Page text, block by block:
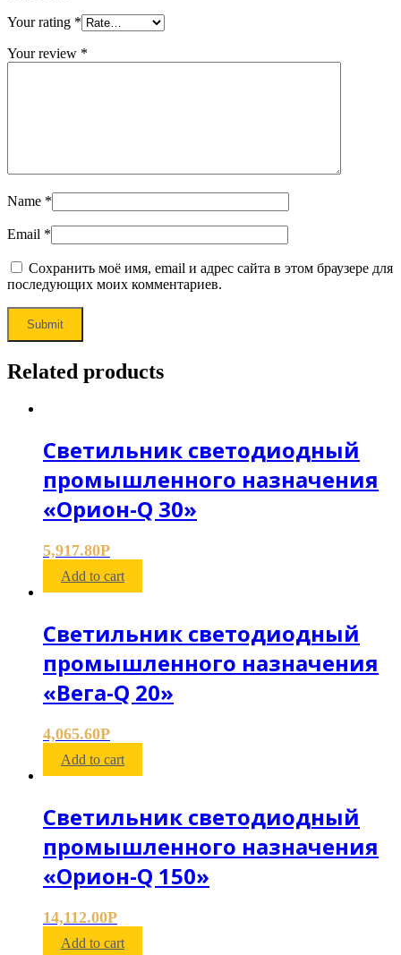
Your rating *
Your review *
Name *
Email *
Сохранить моё имя, email и адрес сайта в этом браузере для
последующих моих комментариев.
Related products
Светильник светодиодный
промышленного назначения
«Орион-Q 30»
5,917.80Р
Add to cart
Светильник светодиодный
промышленного назначения
«Вега-Q 20»
4,065.60Р
Add to cart
Светильник светодиодный
промышленного назначения
«Орион-Q 150»
14,112.00Р
Add to cart